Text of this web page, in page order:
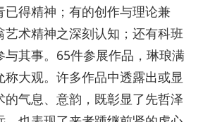
已得精神；有的创作与理论兼
艺术精神之深刻认知；还有科班
与其事。65件参展作品，琳琅满
称大观。许多作品中透露出或显
的气息、意韵，既彰显了先哲泽